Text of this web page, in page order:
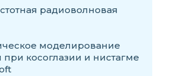
радиоволновая
моделирование
косоглазии и нистагме